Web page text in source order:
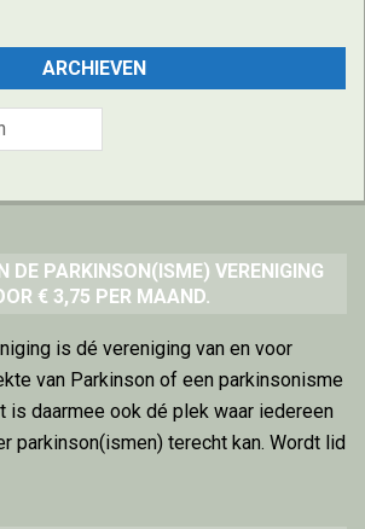
ARCHIEVEN
DE PARKINSON(ISME) VERENIGING
€ 3,75 PER MAAND.
is dé vereniging van en voor
van Parkinson of een parkinsonisme
is daarmee ook dé plek waar iedereen
parkinson(ismen) terecht kan. Wordt lid